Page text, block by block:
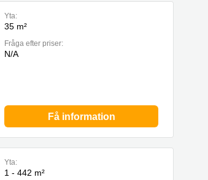
Yta:
35 m²
Fråga efter priser:
N/A
Få information
Yta:
1 - 442 m²